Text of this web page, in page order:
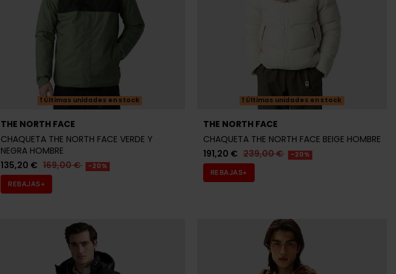
Últimas unidades en stock
THE NORTH FACE
CHAQUETA THE NORTH FACE VERDE Y
NEGRA HOMBRE
135,20 € 169,00 € -20%
REBAJAS+
Últimas unidades en stock
THE NORTH FACE
CHAQUETA THE NORTH FACE BEIGE HOMBRE
191,20 € 239,00 € -20%
REBAJAS+